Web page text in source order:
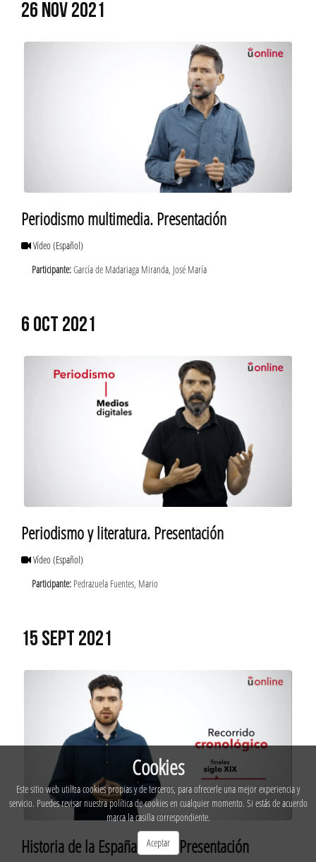
26 NOV 2021
Periodismo multimedia. Presentación
Vídeo(Español)
Participante:García de Madariaga Miranda, José María
6 OCT 2021
Periodismo y literatura. Presentación
Vídeo(Español)
Participante: Pedrazuela Fuentes, Mario
15 SEPT 2021
Historia de la España actual. Presentación
Cookies
Este sitio web utiliza cookies propias y de terceros, para ofrecerle una mejor experiencia y
servicio. Puedes revisar nuestra política de cookies en cualquier momento. Si estás de acuerdo
marca la casilla correspondiente.
Aceptar